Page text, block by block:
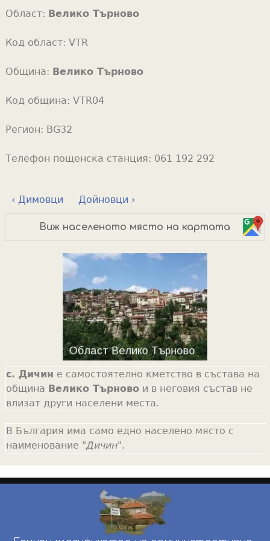
Област: Велико Търново
Код област: VTR
Община: Велико Търново
Код община: VTR04
Регион: BG32
Телефон пощенска станция: 061 192 292
‹ Димовци Дойновци ›
Виж населеното място на картата
с. Дичин е самостоятелно кметство в състава на
община Велико Търновои в неговия състав не
влизат други населени места.
В България има само едно населено място с
наименование "Дичин".